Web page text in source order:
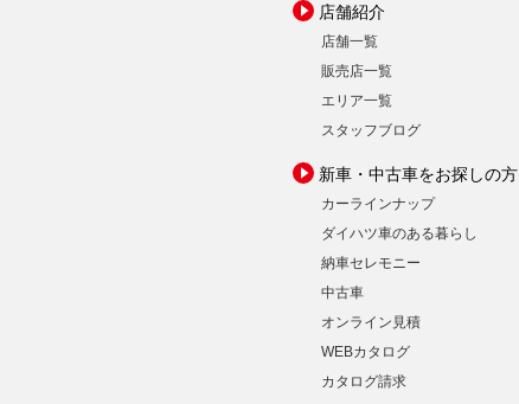
店舗紹介
店舗一覧
販売店一覧
エリア一覧
スタッフブログ
新車・中古車をお探しの方
カーラインナップ
ダイハツ車のある暮らし
納車セレモニー
中古車
オンライン見積
WEBカタログ
カタログ請求